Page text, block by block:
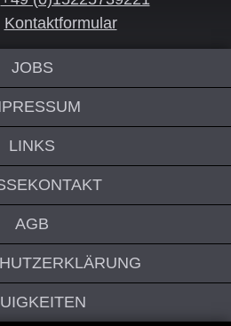
Kontaktformular
JOBS
LINKS
AGB